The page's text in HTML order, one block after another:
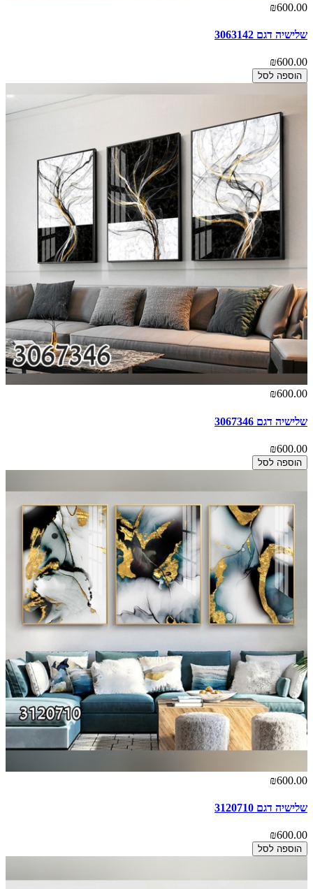
₪600.00
שלישיה דגם 3063142
₪600.00
הוספה לסל
₪600.00
שלישיה דגם 3067346
₪600.00
הוספה לסל
₪600.00
שלישיה דגם 3120710
₪600.00
הוספה לסל